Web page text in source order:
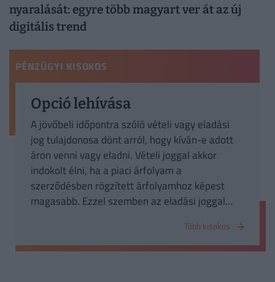
nyaralását: egyre több magyart ver át az új
digitális trend
PÉNZÜGYI KISOKOS
Opció lehívása
A jövőbeli időpontra szóló vételi vagy eladási
jog tulajdonosa dönt arról, hogy kíván-e adott
áron venni vagy eladni. Vételi joggal akkor
indokolt élni, ha a piaci árfolyam a
szerződésben rögzített árfolyamhoz képest
magasabb. Ezzel szemben az eladási joggal
szerződésben megállapodott árfolyam.
Több kisokos